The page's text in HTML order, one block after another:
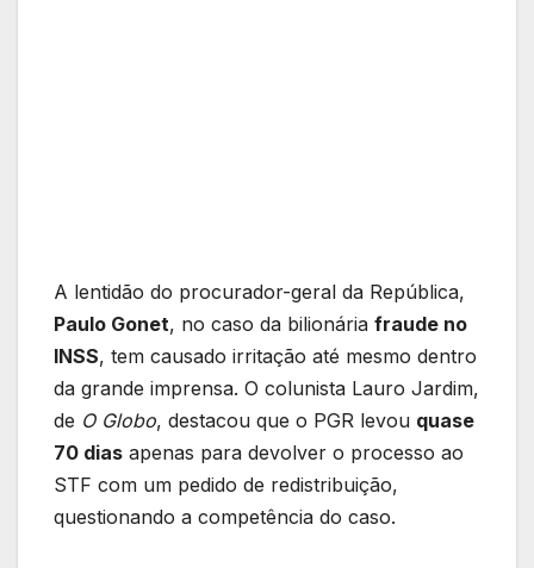
A lentidão do procurador-geral da República,
Paulo Gonet, no caso da bilionária fraude no
INSS, tem causado irritação até mesmo dentro
da grande imprensa. O colunista Lauro Jardim,
de O Globo, destacou que o PGR levou quase
70 dias apenas para devolver o processo ao
STF com um pedido de redistribuição,
questionando a competência do caso.